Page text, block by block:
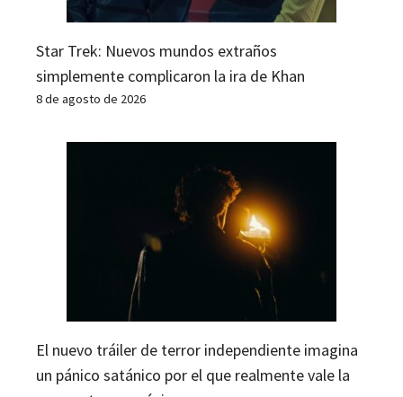
Star Trek: Nuevos mundos extraños
simplemente complicaron la ira de Khan
8 de agosto de 2026
El nuevo tráiler de terror independiente imagina
un pánico satánico por el que realmente vale la